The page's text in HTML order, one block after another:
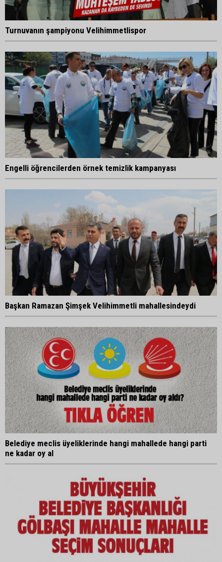
Turnuvanın şampiyonu Velihimmetlispor
Engelli öğrencilerden örnek temizlik kampanyası
Başkan Ramazan Şimşek Velihimmetli mahallesindeydi
Belediye meclis üyeliklerinde hangi mahallede hangi parti
ne kadar oy al